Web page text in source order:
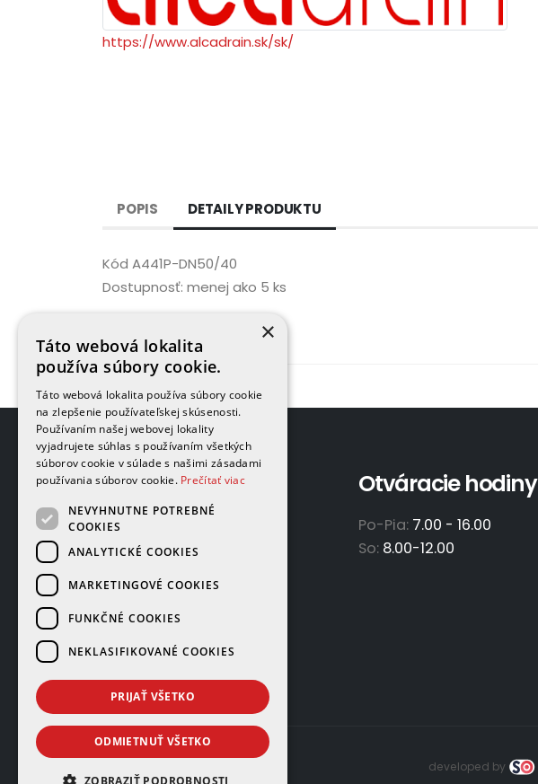
https://www.alcadrain.sk/sk/
POPIS DETAILY PRODUKTU
Kód A441P-DN50/40
Dostupnosť: menej ako 5 ks
Adresa
GAMAPLYN s.r.o.
Železničná 570/8
Slovensko
Otváracie hodiny
Po-Pia: 7.00 - 16.00
So: 8.00-12.00
developed by
×
Táto webová lokalita
používa súbory cookie.
Táto webová lokalita používa súbory cookie
na zlepšenie používateľskej skúsenosti.
Používaním našej webovej lokality
vyjadrujete súhlas s používaním všetkých
súborov cookie v súlade s našimi zásadami
používania súborov cookie. Prečítať viac
NEVYHNUTNE POTREBNÉ
COOKIES
ANALYTICKÉ COOKIES
MARKETINGOVÉ COOKIES
FUNKČNÉ COOKIES
NEKLASIFIKOVANÉ COOKIES
PRIJAŤ VŠETKO
ODMIETNUŤ VŠETKO
ZOBRAZIŤ PODROBNOSTI